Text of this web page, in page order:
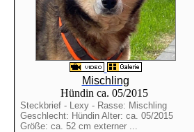
Mischling
Hündin ca. 05/2015
Steckbrief - Lexy - Rasse: Mischling
Geschlecht: Hündin Alter: ca. 05/2015
Größe: ca. 52 cm externer ...